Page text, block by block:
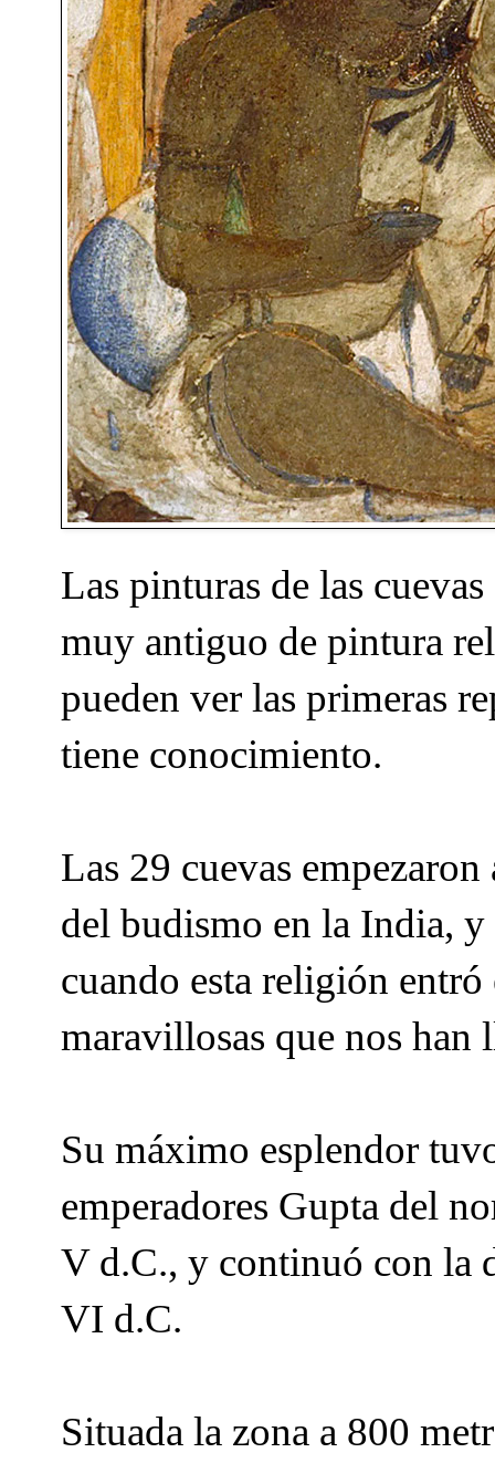
Las pinturas de las
muy antiguo de pintura
pueden ver las primeras
tiene conocimiento.
Las 29 cuevas
del budismo en la India,
cuando esta religión entró
maravillosas que nos han
Su máximo esplendor
emperadores Gupta del
V d.C., y continuó con la
VI d.C.
Situada la zona a 800